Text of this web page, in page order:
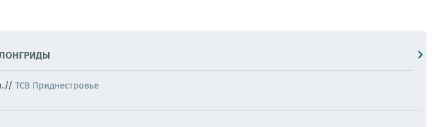
ТСВ Приднестровье